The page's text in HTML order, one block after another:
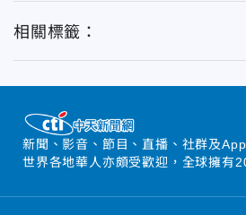
相關標籤：
新聞、影音、節目、直播、社群及
世界各地華人亦頗受歡迎，全球擁有